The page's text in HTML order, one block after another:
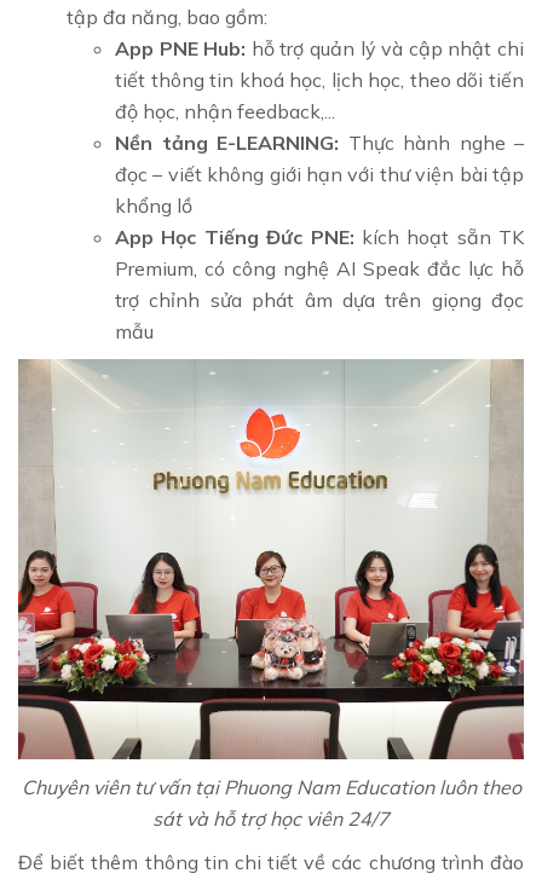
tập đa năng, bao gồm:
App PNE Hub: hỗ trợ quản lý và cập nhật chi
tiết thông tin khoá học, lịch học, theo dõi tiến
độ học, nhận feedback,...
Nền tảng E-LEARNING: Thực hành nghe –
đọc – viết không giới hạn với thư viện bài tập
khổng lồ
App Học Tiếng Đức PNE: kích hoạt sẵn TK
Premium, có công nghệ AI Speak đắc lực hỗ
trợ chỉnh sửa phát âm dựa trên giọng đọc
mẫu
Chuyên viên tư vấn tại Phuong Nam Education luôn theo
sát và hỗ trợ học viên 24/7
Để biết thêm thông tin chi tiết về các chương trình đào